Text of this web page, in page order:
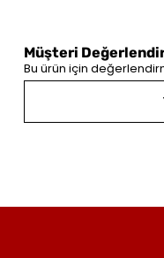
Müşteri
Bu ürün için